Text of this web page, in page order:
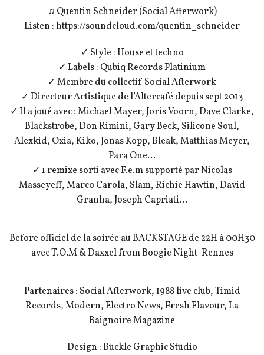
♫ Quentin Schneider (Social Afterwork)
Listen : https://soundcloud.com/quentin_schneider
✓ Style : House et techno
✓ Labels : Qubiq Records Platinium
✓ Membre du collectif Social Afterwork
✓ Directeur Artistique de l’Altercafé depuis sept 2013
✓ Il a joué avec : Michael Mayer, Joris Voorn, Dave Clarke,
Blackstrobe, Don Rimini, Gary Beck, Silicone Soul,
Alexkid, Oxia, Kiko, Jonas Kopp, Bleak, Matthias Meyer,
Para One…
✓ 1 remixe sorti avec F.e.m supporté par Nicolas
Masseyeff, Marco Carola, Slam, Richie Hawtin, David
Granha, Joseph Capriati…
Before officiel de la soirée au BACKSTAGE de 22H à 00H30
avec T.O.M & Daxxel from Boogie Night-Rennes
Partenaires : Social Afterwork, 1988 live club, Timid
Records, Modern, Electro News, Fresh Flavour, La
Baignoire Magazine
Design : Buckle Graphic Studio